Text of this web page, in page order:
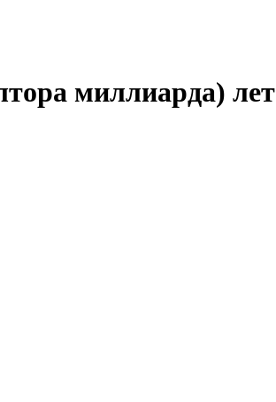
миллиарда) лет